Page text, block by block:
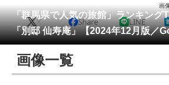
会員記事
メディア
注目記事を集めた総合ページ
「群馬県で人気の旅館」ランキン
「別邸 仙寿庵」【2024年12月版／
画
X Share LINE
画像一覧